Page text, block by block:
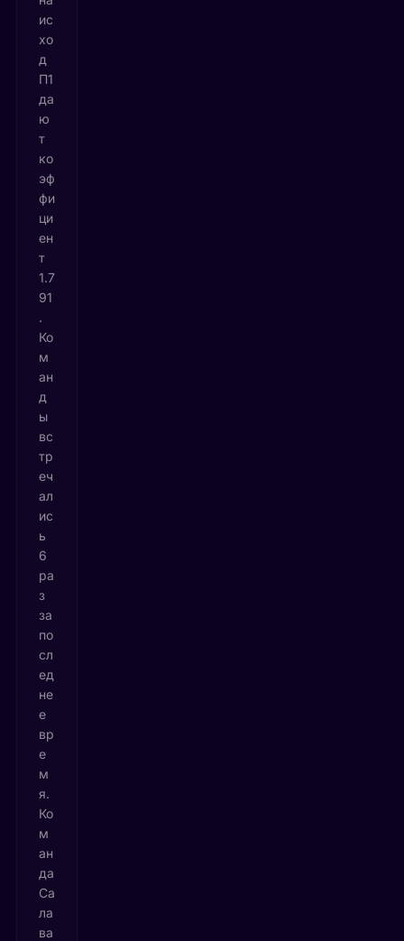
ис
хо
д
П1
да
ю
т
ко
эф
фи
ци
ен
т
1.7
91
.
Ко
м
ан
д
ы
вс
тр
еч
ал
ис
ь
6
ра
з
за
по
сл
ед
не
е
вр
е
м
я.
Ко
м
ан
да
Са
ла
ва